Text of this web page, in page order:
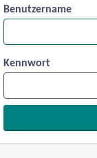
Benutzername
Kennwort